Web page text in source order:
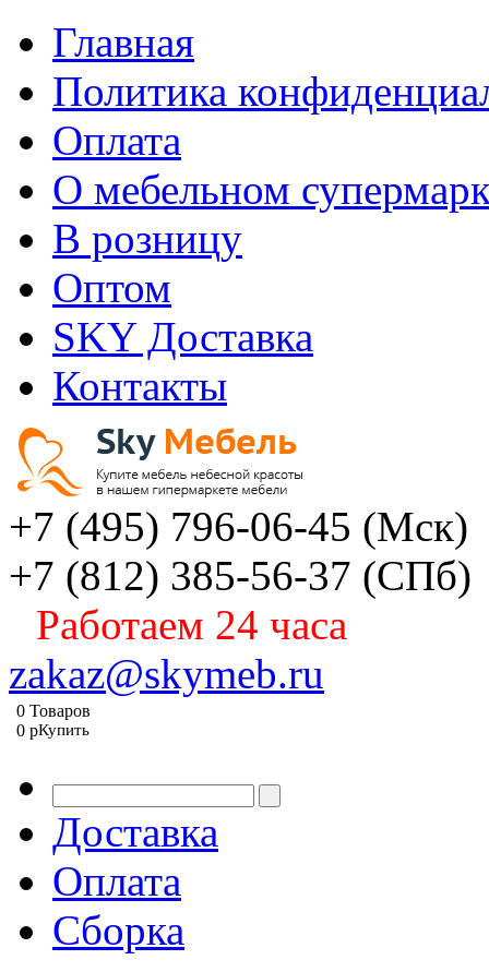
Главная
Политика
Оплата
О мебельном
В розницу
Оптом
SKY Доставка
Контакты
+7 (495) 796-06-45 (Мск)
+7 (812) 385-56-37 (СПб)
Работаем 24 часа
zakaz@skymeb.ru
0 Товаров
0 pКупить
Доставка
Оплата
Сборка